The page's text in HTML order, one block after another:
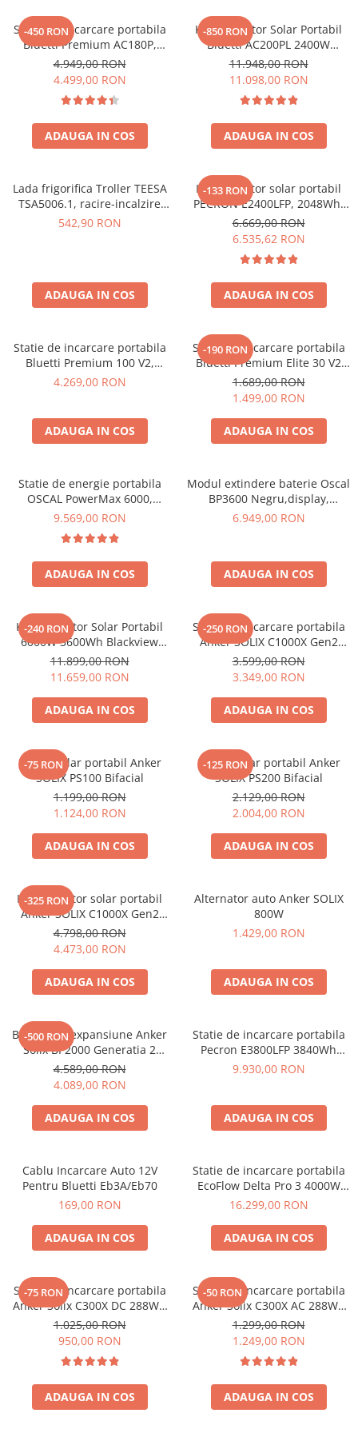
Acumulatori de stocare
Componente sisteme de balcon
-450 RON
Statie de incarcare portabila
Bluetti Premium AC180P,
Ecran LCD, 1800W, 1440Wh,
LiFePO4, Putere varf 2700W
4.949,00 RON
4.499,00 RON
ADAUGA IN COS
-850 RON
Kit Generator Solar Portabil
Bluetti AC200PL 2400W
2304Wh cu panou 350W
11.948,00 RON
11.098,00 RON
ADAUGA IN COS
Lada frigorifica Troller TEESA
TSA5006.1, racire-incalzire
35L, alimentare bricheta auto
542,90 RON
ADAUGA IN COS
-133 RON
Kit generator solar portabil
PECRON E2400LFP, 2048Wh,
2400W, 230V, Incarcare super
rapida, LiFePO4, Controler
MPPT dublu, Protectie BMS +
Panou solar 200W
6.669,00 RON
6.535,62 RON
ADAUGA IN COS
Statie de incarcare portabila
Bluetti Premium 100 V2,
1800W 1024Wh, Ecran LCD,
4.269,00 RON
ADAUGA IN COS
-190 RON
Statie de incarcare portabila
Bluetti Premium Elite 30 V2
600W 320Wh
1.689,00 RON
1.499,00 RON
ADAUGA IN COS
Statie de energie portabila
OSCAL PowerMax 6000,
6000W (9000W varf), baterie
rapida in 1.96h, 14 porturi,
USB-C 100W, control
inteligent la distanta,
functionalitate UPS
9.569,00 RON
ADAUGA IN COS
Modul extindere baterie Oscal
BP3600 Negru,display,
compatibil cu Oscal
6.949,00 RON
ADAUGA IN COS
-240 RON
Kit Generator Solar Portabil
6000W 3600Wh Blackview
OSCAL PowerMax 6000 +
panou solar 400W
11.899,00 RON
11.659,00 RON
ADAUGA IN COS
-250 RON
Statie de incarcare portabila
Anker SOLIX C1000X Gen2
2000W 1024Wh
3.599,00 RON
3.349,00 RON
ADAUGA IN COS
-75 RON
Panou solar portabil Anker
SOLIX PS100 Bifacial
1.199,00 RON
1.124,00 RON
ADAUGA IN COS
-125 RON
Panou solar portabil Anker
SOLIX PS200 Bifacial
2.129,00 RON
2.004,00 RON
ADAUGA IN COS
-325 RON
Kit generator solar portabil
Anker SOLIX C1000X Gen2
2000W 1024Wh + panou 100W
4.798,00 RON
4.473,00 RON
ADAUGA IN COS
Alternator auto Anker SOLIX
800W
1.429,00 RON
ADAUGA IN COS
-500 RON
Baterie de expansiune Anker
Solix BP2000 Generatia 2
pentru Anker Solix C2000 Gen
2, 2048Wh
4.589,00 RON
4.089,00 RON
ADAUGA IN COS
Statie de incarcare portabila
Pecron E3800LFP 3840Wh
4200W + Carucior CADOU
9.930,00 RON
ADAUGA IN COS
Cablu Incarcare Auto 12V
Pentru Bluetti Eb3A/Eb70
169,00 RON
ADAUGA IN COS
Statie de incarcare portabila
EcoFlow Delta Pro 3 4000W
4096Wh
16.299,00 RON
ADAUGA IN COS
-75 RON
Statie de incarcare portabila
Anker Solix C300X DC 288Wh
300W
1.025,00 RON
950,00 RON
ADAUGA IN COS
-50 RON
Statie de incarcare portabila
Anker Solix C300X AC 288Wh
300W
1.299,00 RON
1.249,00 RON
ADAUGA IN COS